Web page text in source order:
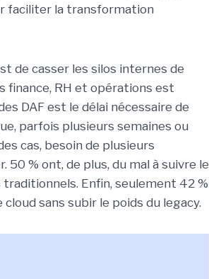
faciliter la transformation
de casser les silos internes de
finance, RH et opérations est
DAF est le délai nécessaire de
parfois plusieurs semaines ou
cas, besoin de plusieurs
% ont, de plus, du mal à suivre le
Enfin, seulement 42 %
sans subir le poids du legacy.